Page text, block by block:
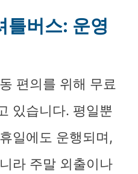
틀버스: 운영
편의를 위해 무료
있습니다. 평일뿐
일에도 운행되며,
라 주말 외출이나